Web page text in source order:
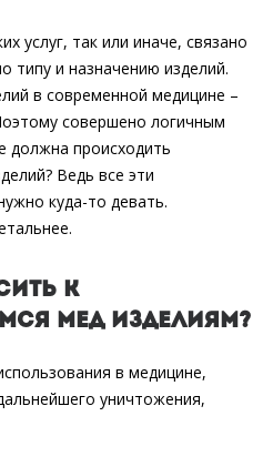
услуг, так или иначе, связано
типу и назначению изделий.
в современной медицине –
совершено логичным
должна происходить
Ведь все эти
куда-то девать.
к
мед изделиям?
в медицине,
уничтожения,